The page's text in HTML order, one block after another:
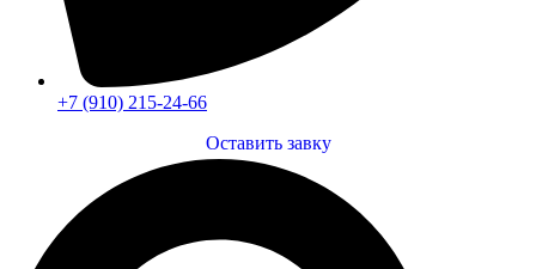
+7 (910) 215-24-66
Оставить завку